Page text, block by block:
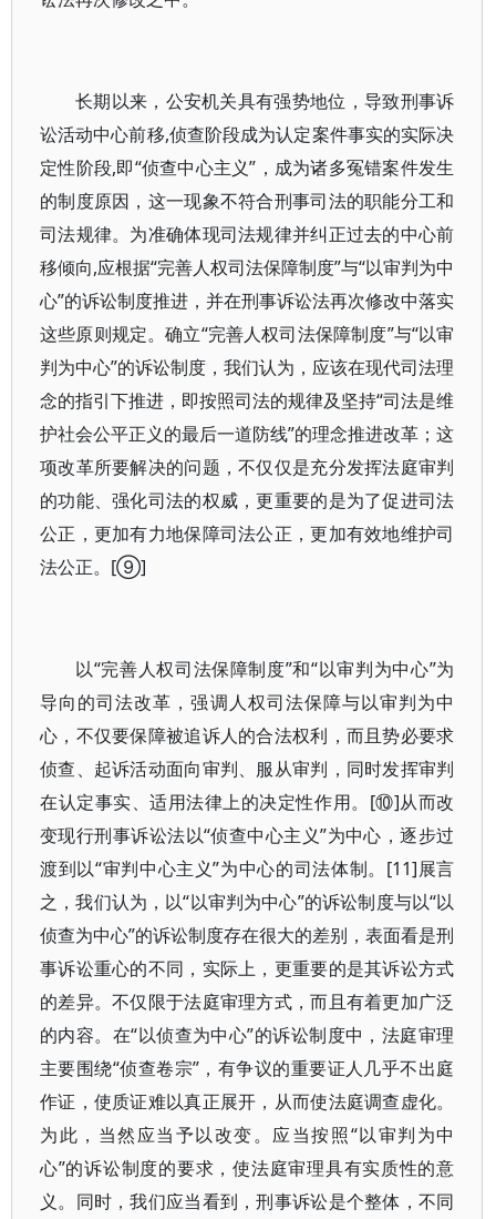
长期以来，公安机关具有强势地位，导致刑事诉
讼活动中心前移,侦查阶段成为认定案件事实的实际决
定性阶段,即“侦查中心主义”，成为诸多冤错案件发生
的制度原因，这一现象不符合刑事司法的职能分工和
司法规律。为准确体现司法规律并纠正过去的中心前
移倾向,应根据“完善人权司法保障制度”与“以审判为中
心”的诉讼制度推进，并在刑事诉讼法再次修改中落实
这些原则规定。确立“完善人权司法保障制度”与“以审
判为中心”的诉讼制度，我们认为，应该在现代司法理
念的指引下推进，即按照司法的规律及坚持“司法是维
护社会公平正义的最后一道防线”的理念推进改革；这
项改革所要解决的问题，不仅仅是充分发挥法庭审判
的功能、强化司法的权威，更重要的是为了促进司法
公正，更加有力地保障司法公正，更加有效地维护司
法公正。[⑨]
以“完善人权司法保障制度”和“以审判为中心”为
导向的司法改革，强调人权司法保障与以审判为中
心，不仅要保障被追诉人的合法权利，而且势必要求
侦查、起诉活动面向审判、服从审判，同时发挥审判
在认定事实、适用法律上的决定性作用。[⑩]从而改
变现行刑事诉讼法以“侦查中心主义”为中心，逐步过
渡到以“审判中心主义”为中心的司法体制。[11]展言
之，我们认为，以“以审判为中心”的诉讼制度与以“以
侦查为中心”的诉讼制度存在很大的差别，表面看是刑
事诉讼重心的不同，实际上，更重要的是其诉讼方式
的差异。不仅限于法庭审理方式，而且有着更加广泛
的内容。在“以侦查为中心”的诉讼制度中，法庭审理
主要围绕“侦查卷宗”，有争议的重要证人几乎不出庭
作证，使质证难以真正展开，从而使法庭调查虚化。
为此，当然应当予以改变。应当按照“以审判为中
心”的诉讼制度的要求，使法庭审理具有实质性的意
义。同时，我们应当看到，刑事诉讼是个整体，不同